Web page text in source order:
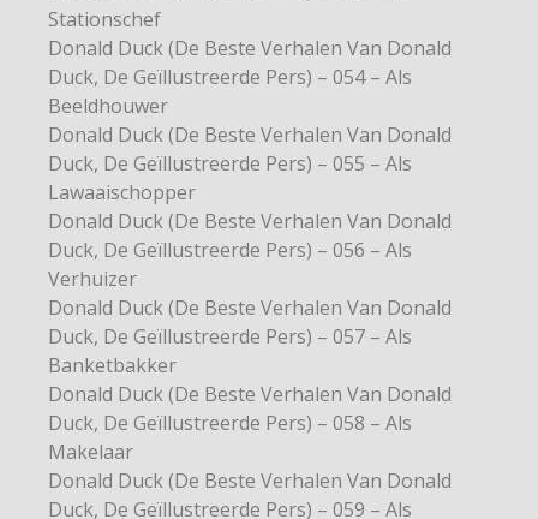
Stationschef
Donald Duck (De Beste Verhalen Van Donald
Duck, De Geïllustreerde Pers) – 054 – Als
Beeldhouwer
Donald Duck (De Beste Verhalen Van Donald
Duck, De Geïllustreerde Pers) – 055 – Als
Lawaaischopper
Donald Duck (De Beste Verhalen Van Donald
Duck, De Geïllustreerde Pers) – 056 – Als
Verhuizer
Donald Duck (De Beste Verhalen Van Donald
Duck, De Geïllustreerde Pers) – 057 – Als
Banketbakker
Donald Duck (De Beste Verhalen Van Donald
Duck, De Geïllustreerde Pers) – 058 – Als
Makelaar
Donald Duck (De Beste Verhalen Van Donald
Duck, De Geïllustreerde Pers) – 059 – Als